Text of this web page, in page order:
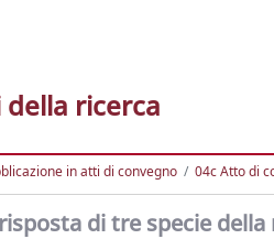
ricerca
in atti di convegno 04c Atto di
di tre specie